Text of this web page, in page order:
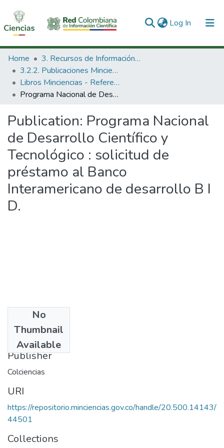
Log In (current)
Communities & Collections
All of DSpace
Statistics
Home
3. Recursos de Información Científica y Tecnológica
3.2.2. Publicaciones Minciencias
Libros Minciencias - Referenciales
Programa Nacional de Desarrollo Científico y Tecnológico : solicitud de préstamo al Banco Interamericano de desarrollo B I D.
Publication: Programa Nacional
de Desarrollo Científico y
Tecnológico : solicitud de
préstamo al Banco
Interamericano de desarrollo B I
D.
No
Thumbnail
Available
1981
Publisher
Colciencias
URI
https://repositorio.minciencias.gov.co/handle/20.500.14143/
44501
Collections